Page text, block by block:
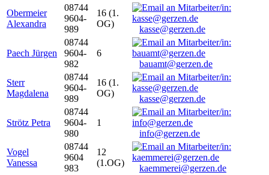
Obermeier
Alexandra
08744
9604-
989
16 (1.
OG)
kasse@gerzen.de
Paech Jürgen
08744
9604-
982
6
bauamt@gerzen.de
Sterr
Magdalena
08744
9604-
989
16 (1.
OG)
kasse@gerzen.de
Strötz Petra
08744
9604-
980
1
info@gerzen.de
Vogel
Vanessa
08744
9604
983
12
(1.OG)
kaemmerei@gerzen.de